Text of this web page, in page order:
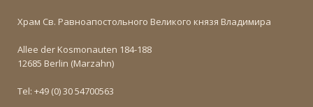
Храм Св. Равноапостольного Великого князя Владимира
Allee der Kosmonauten 184-188
12685 Berlin (Marzahn)
Tel: +49 (0) 30 54700563